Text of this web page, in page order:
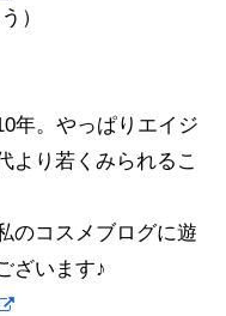
）
年。やっぱりエイジ
より若くみられるこ
のコスメブログに遊
ざいます♪